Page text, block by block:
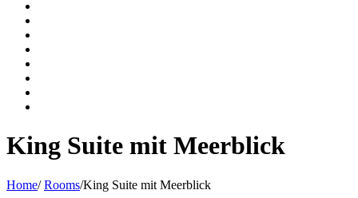
King Suite mit Meerblick
Home/ Rooms/King Suite mit Meerblick